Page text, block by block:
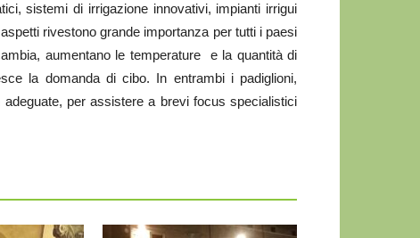
sistemi di irrigazione innovativi, impianti irrigui
rivestono grande importanza per tutti i paesi
aumentano le temperature e la quantità di
la domanda di cibo. In entrambi i padiglioni,
per assistere a brevi focus specialistici